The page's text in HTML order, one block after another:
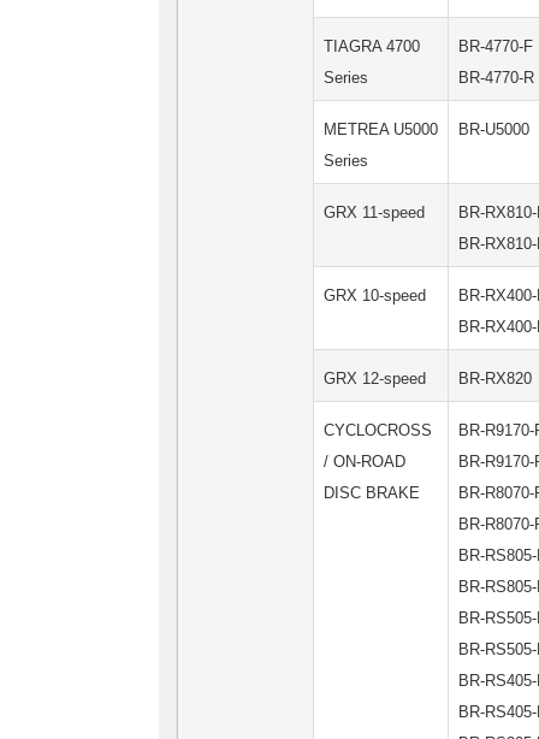
TIAGRA 4700
Series
BR-4770-F
BR-4770-R
METREA U5000
Series
BR-U5000
GRX 11-speed
BR-
BR-
GRX 10-speed
BR-
BR-
GRX 12-speed BR-RX820
CYCLOCROSS
/ ON-ROAD
DISC BRAKE
BR-R9170-
BR-R9170-
BR-R8070-
BR-R8070-
BR-
BR-
BR-
BR-
BR-
BR-